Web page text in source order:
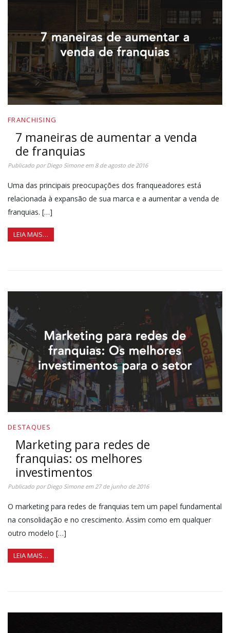
FRANCHISING
7 maneiras de aumentar a venda
de franquias
Publicado porDiego Simoneem 8 de agosto de 2016
Uma das principais preocupações dos franqueadores está
relacionada à expansão de sua marca e a aumentar a venda de
franquias. […]
LEIA MAIS…
DESTAQUES
Marketing para redes de
franquias: os melhores
investimentos
Publicado porDiego Simoneem 27 de junho de 2016
O marketing para redes de franquias tem um papel fundamental
na consolidação e no crescimento. Assim como em qualquer
outro modelo […]
LEIA MAIS…